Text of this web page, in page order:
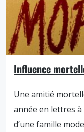
Influence
Une amitié
année en lettres à
d’une famille